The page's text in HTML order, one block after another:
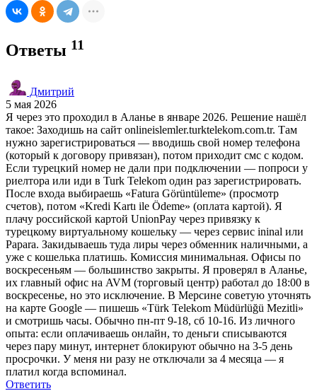
Ответы 11
Дмитрий
5 мая 2026
Я через это проходил в Аланье в январе 2026. Решение нашёл
такое: Заходишь на сайт onlineislemler.turktelekom.com.tr. Там
нужно зарегистрироваться — вводишь свой номер телефона
(который к договору привязан), потом приходит смс с кодом.
Если турецкий номер не дали при подключении — попроси у
риелтора или иди в Turk Telekom один раз зарегистрировать.
После входа выбираешь «Fatura Görüntüleme» (просмотр
счетов), потом «Kredi Kartı ile Ödeme» (оплата картой). Я
плачу российской картой UnionPay через привязку к
турецкому виртуальному кошельку — через сервис ininal или
Papara. Закидываешь туда лиры через обменник наличными, а
уже с кошелька платишь. Комиссия минимальная. Офисы по
воскресеньям — большинство закрыты. Я проверял в Аланье,
их главный офис на AVM (торговый центр) работал до 18:00 в
воскресенье, но это исключение. В Мерсине советую уточнять
на карте Google — пишешь «Türk Telekom Müdürlüğü Mezitli»
и смотришь часы. Обычно пн-пт 9-18, сб 10-16. Из личного
опыта: если оплачиваешь онлайн, то деньги списываются
через пару минут, интернет блокируют обычно на 3-5 день
просрочки. У меня ни разу не отключали за 4 месяца — я
платил когда вспоминал.
Ответить